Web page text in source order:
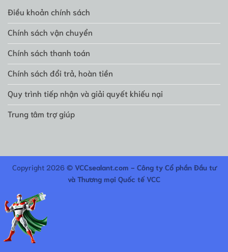
Điều khoản chính sách
Chính sách vận chuyển
Chính sách thanh toán
Chính sách đổi trả, hoàn tiền
Quy trình tiếp nhận và giải quyết khiếu nại
Trung tâm trợ giúp
Copyright 2026 © VCCsealant.com - Công ty Cổ phần Đầu tư
và Thương mại Quốc tế VCC